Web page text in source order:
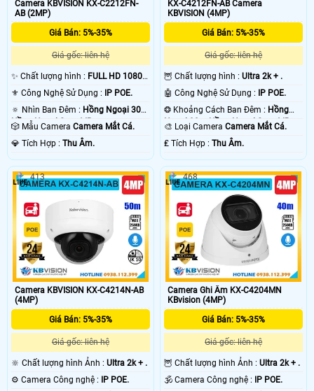
Camera KBVISION KX-C2212FN-
AB (2MP)
Giá Bán: 5%-35%
Giá gốc: liên hệ
✨ Chất lượng hình : FULL HD 1080P
⚜️ Công Nghệ Sử Dụng : IP POE.
🔅 Nhìn Ban Đêm : Hồng Ngoại 30m
Hồng Ngoại Smart IR.
🎲 Mẫu Camera Camera Mắt Cá.
️💎 Tích Hợp : Thu Âm.
KX-C4212FN-AB Camera
KBVISION (4MP)
Giá Bán: 5%-35%
Giá gốc: liên hệ
🦉 Chất lượng hình :Ultra 2k + .
🤖️ Công Nghệ Sử Dụng : IP POE.
❂ Khoảng Cách Ban Đêm : Hồng
Ngoại 30m Hồng Ngoại Smart IR.
🎨 Loại CameraCamera Mắt Cá.
️₤ Tích Hợp :Thu Âm.
Camera KBVISION KX-C4214N-AB
(4MP)
Giá Bán: 5%-35%
Giá gốc: liên hệ
🔆 Chất lượng hình Ảnh : Ultra 2k + .
⚙ Camera Công nghệ :
IP POE.
413
Camera Ghi Âm KX-C4204MN
KBvision (4MP)
Giá Bán: 5%-35%
Giá gốc: liên hệ
🦉 Chất lượng hình Ảnh :Ultra 2k + .
🕉️ Camera Công nghệ :
IP POE.
468